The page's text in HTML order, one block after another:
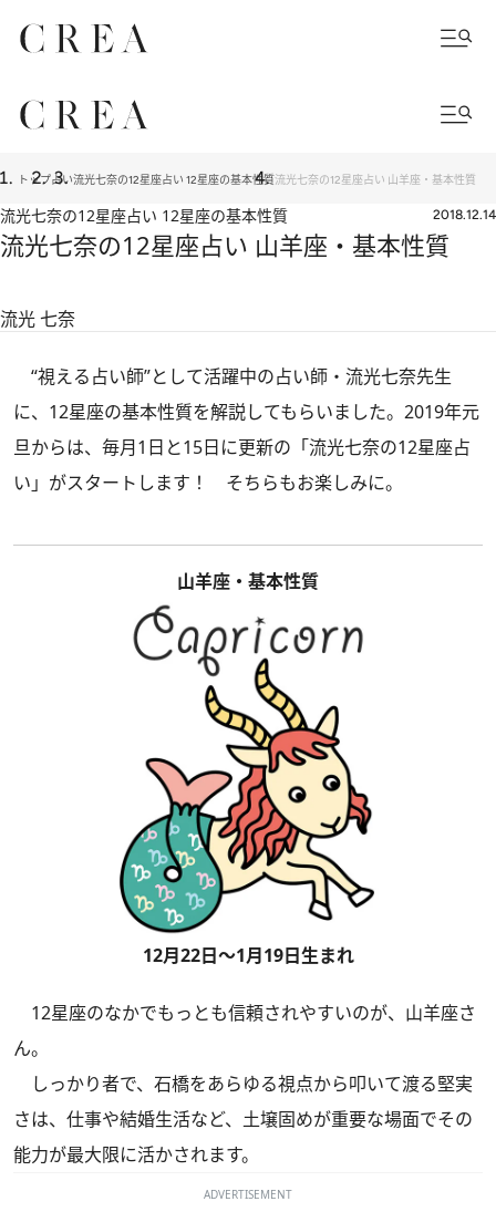
トップ占い流光七奈の12星座占い 12星座の基本性質流光七奈の12星座占い 山羊座・基本性質
流光七奈の12星座占い 12星座の基本性質 2018.12.14
流光七奈の12星座占い 山羊座・基本性質
流光 七奈
“視える占い師”として活躍中の占い師・流光七奈先生
に、12星座の基本性質を解説してもらいました。2019年元
旦からは、毎月1日と15日に更新の「流光七奈の12星座占
い」がスタートします！ そちらもお楽しみに。
山羊座・基本性質
12月22日～1月19日生まれ
12星座のなかでもっとも信頼されやすいのが、山羊座さ
ん。
しっかり者で、石橋をあらゆる視点から叩いて渡る堅実
さは、仕事や結婚生活など、土壌固めが重要な場面でその
能力が最大限に活かされます。
ADVERTISEMENT